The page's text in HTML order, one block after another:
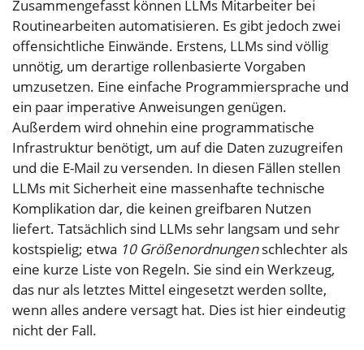
Zusammengefasst können LLMs Mitarbeiter bei
Routinearbeiten automatisieren. Es gibt jedoch zwei
offensichtliche Einwände. Erstens, LLMs sind völlig
unnötig, um derartige rollenbasierte Vorgaben
umzusetzen. Eine einfache Programmiersprache und
ein paar imperative Anweisungen genügen.
Außerdem wird ohnehin eine programmatische
Infrastruktur benötigt, um auf die Daten zuzugreifen
und die E-Mail zu versenden. In diesen Fällen stellen
LLMs mit Sicherheit eine massenhafte technische
Komplikation dar, die keinen greifbaren Nutzen
liefert. Tatsächlich sind LLMs sehr langsam und sehr
kostspielig; etwa 10 Größenordnungenschlechter als
eine kurze Liste von Regeln. Sie sind ein Werkzeug,
das nur als letztes Mittel eingesetzt werden sollte,
wenn alles andere versagt hat. Dies ist hier eindeutig
nicht der Fall.